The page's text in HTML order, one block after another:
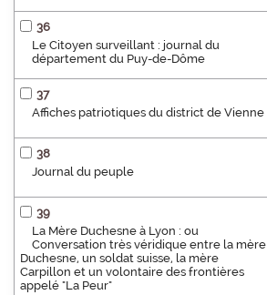
36
Le Citoyen surveillant : journal du
département du Puy-de-Dôme
37
Affiches patriotiques du district de Vienne
38
Journal du peuple
39
La Mère Duchesne à Lyon : ou
Conversation très véridique entre la mère
Duchesne, un soldat suisse, la mère
Carpillon et un volontaire des frontières
appelé "La Peur"